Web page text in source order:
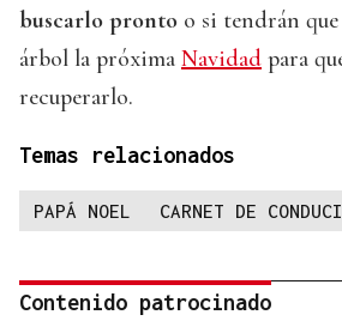
buscarlo pronto o si tendrán
árbol la próxima Navidad para
recuperarlo.
Temas relacionados
PAPÁ NOEL CARNET DE
Contenido patrocinado